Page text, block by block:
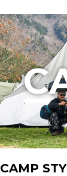
CAMP
C